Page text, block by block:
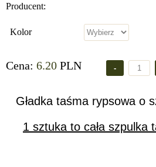
Producent:
Kolor
Cena: 6.20 PLN
Gładka taśma rypsowa o
1 sztuka to cała szpulka